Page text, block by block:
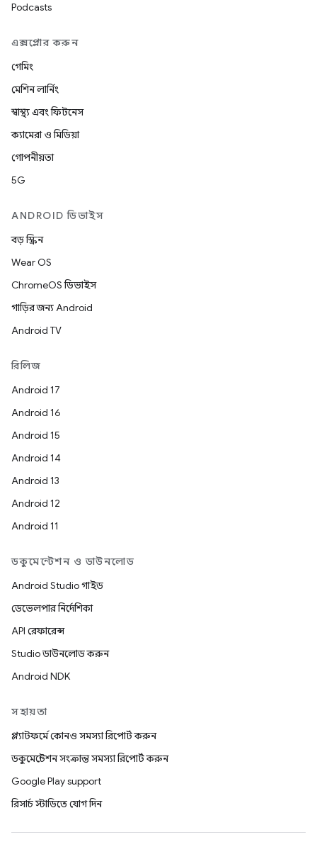
Podcasts
এক্সপ্লোর করুন
গেমিং
মেশিন লার্নিং
স্বাস্থ্য এবং ফিটনেস
ক্যামেরা ও মিডিয়া
গোপনীয়তা
5G
ANDROID ডিভাইস
বড় স্ক্রিন
Wear OS
ChromeOS ডিভাইস
গাড়ির জন্য Android
Android TV
রিলিজ
Android 17
Android 16
Android 15
Android 14
Android 13
Android 12
Android 11
ডকুমেন্টেশন ও ডাউনলোড
Android Studio গাইড
ডেভেলপার নির্দেশিকা
API রেফারেন্স
Studio ডাউনলোড করুন
Android NDK
সহায়তা
প্ল্যাটফর্মে কোনও সমস্যা রিপোর্ট করুন
ডকুমেন্টেশন সংক্রান্ত সমস্যা রিপোর্ট করুন
Google Play support
রিসার্চ স্টাডিতে যোগ দিন